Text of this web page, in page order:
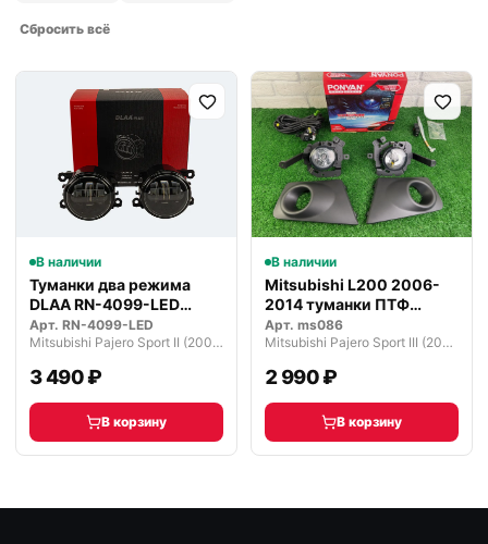
Сбросить всё
В наличии
Туманки два режима
DLAA RN-4099-LED
светодиодные
Арт. RN-4099-LED
Mitsubishi Pajero Sport II (2008—2013)
3 490 ₽
В корзину
В наличии
Mitsubishi L200 2006-
2014 туманки ПТФ
комплект
Арт. ms086
Mitsubishi Pajero Sport III (2015—2021)
2 990 ₽
В корзину